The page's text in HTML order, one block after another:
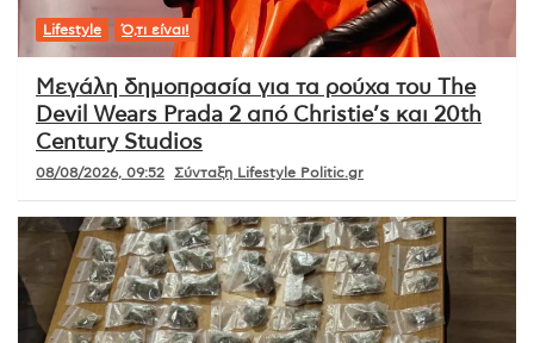
Lifestyle Ό,τι είναι!
Μεγάλη δημοπρασία για τα ρούχα του The
Devil Wears Prada 2 από Christie’s και 20th
Century Studios
08/08/2026, 09:52 Σύνταξη Lifestyle Politic.gr